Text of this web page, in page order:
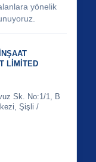
yönelik
LİMİTED
Sk. No:1/1, B
Şişli /